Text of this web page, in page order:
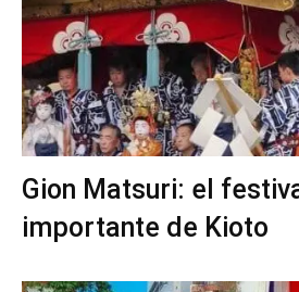
Gion Matsuri: el
importante de Kioto